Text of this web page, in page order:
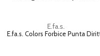
E.fa.s.
E.fa.s. Colors Forbice Punta